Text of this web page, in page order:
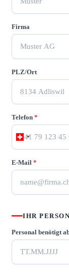
Firma
PLZ/Ort
Telefon *
E-Mail *
IHR
Personal benötigt